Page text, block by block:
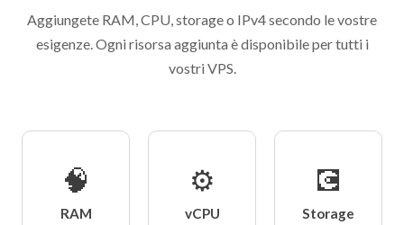
Aggiungete RAM, CPU, storage o IPv4 secondo le vostre
esigenze. Ogni risorsa aggiunta è disponibile per tutti i
vostri VPS.
🧠
RAM
⚙️
vCPU
💽
Storage